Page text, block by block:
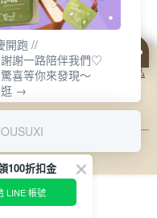
方式之詳情，及若您不希
設定，請參閱本網站「
隱私
表示您同意本公司得按本網站使
開跑 //
謝一路陪伴我們♡
喜等你來發現～
逛 →
100折扣金
LINE 帳號